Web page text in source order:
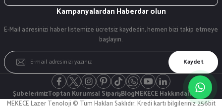
Kampanyalardan Haberdar olun
E-Mail adresinizi haber listemize ücretsiz kaydedin, hemen bizi takip etmeye
başlayın.
Kaydet
ŞubelerimizToptan Kurumsal SiparişBlogMEKECE Hakkındaİletişim
MEKECE Lazer Tenoloji © Tüm Hakları Saklıdır. Kredi kartı bilgileriniz 256bit